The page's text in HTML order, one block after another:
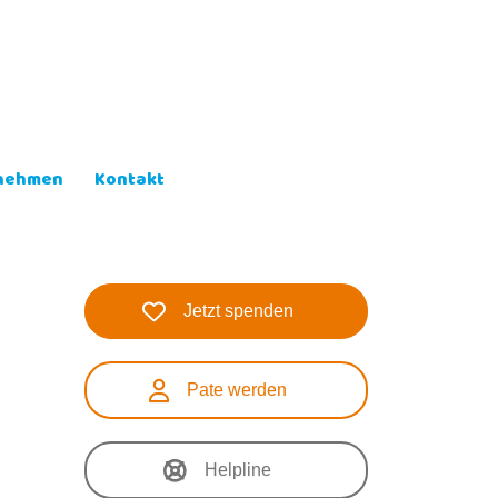
Kontakt
Jetzt spenden
Pate werden
Helpline